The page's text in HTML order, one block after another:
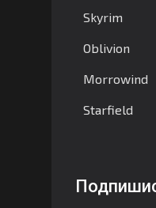
Skyrim
Oblivion
Morrowind
Starfield